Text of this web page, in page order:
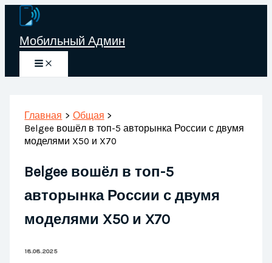
Перейти
содержимому
Мобильный Админ
Главная
Общая
Belgee вошёл в топ-5 авторынка России с двумя
моделями X50 и X70
Belgee вошёл в топ-5
авторынка России с двумя
моделями X50 и X70
18.08.2025